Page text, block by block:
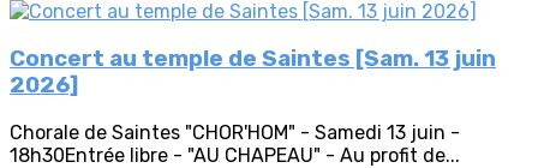
Concert au temple de Saintes [Sam. 13 juin
2026]
Chorale de Saintes "CHOR'HOM" - Samedi 13 juin -
18h30Entrée libre - "AU CHAPEAU" - Au profit de...